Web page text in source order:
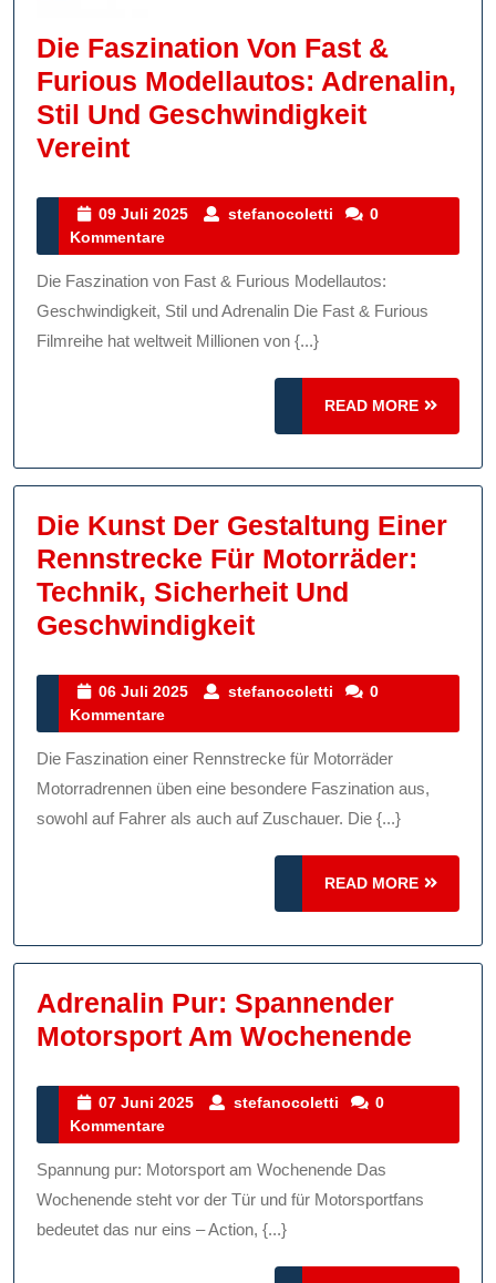
Die Faszination Von Fast &
Furious Modellautos: Adrenalin,
Stil Und Geschwindigkeit
VereintDie
Von
Fast
&
Furious
Modellautos:
Geschwindigkeit
Vereint
09 Juli 2025
09
2025
stefanocoletti stefanocoletti
0
Kommentare
Die Faszination von Fast & Furious Modellautos:
Geschwindigkeit, Stil und Adrenalin Die Fast & Furious
Filmreihe hat weltweit Millionen von {...}
READ MORE
READ
MORE
Die Kunst Der Gestaltung Einer
Rennstrecke Für Motorräder:
Technik, Sicherheit Und
GeschwindigkeitDie
Der
Einer
Rennstrecke
Für
Motorräder:
Technik,
Und
Geschwindigkeit
06 Juli 2025
06
2025
stefanocoletti stefanocoletti
0
Kommentare
Die Faszination einer Rennstrecke für Motorräder
Motorradrennen üben eine besondere Faszination aus,
sowohl auf Fahrer als auch auf Zuschauer. Die {...}
READ MORE
READ
MORE
Adrenalin Pur: Spannender
Motorsport Am Wochenende
07 Juni 2025
07
2025
stefanocoletti stefanocoletti
0
Kommentare
Spannung pur: Motorsport am Wochenende Das
Wochenende steht vor der Tür und für Motorsportfans
bedeutet das nur eins – Action, {...}